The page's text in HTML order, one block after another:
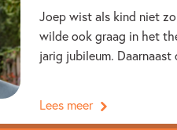
Joep wist als kind niet
wilde ook graag in het
jarig jubileum. Daarnaast
Lees meer